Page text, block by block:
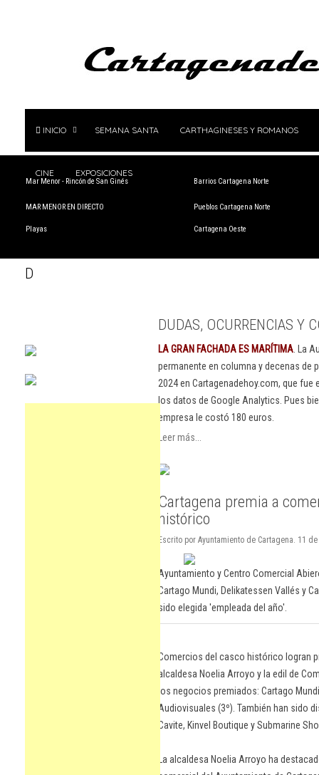
INICIO SEMANA SANTA CARTHAGINESES Y ROMANOS
CINE EXPOSICIONES
Mar Menor - Rincón de San Ginés
MAR MENOR EN DIRECTO
Playas
Barrios Cartagena Norte
Pueblos Cartagena Norte
Cartagena Oeste
D
DUDAS, OCURRENCIAS Y
LA GRAN FACHADA ES MARÍTIMA . La
permanente en columna y decenas
2024 en Cartagenadehoy.com, que
los datos de Google Analytics. Pues
empresa le costó 180 euros.
Leer más...
Cartagena premia a
histórico
Escrito por Ayuntamiento de Cartagena. 11
Ayuntamiento y Centro Comercial
Cartago Mundi, Delikatessen Vallés y
sido elegida 'empleada del año'.
Comercios del casco histórico logran
alcaldesa Noelia Arroyo y la edil de
los negocios premiados: Cartago
Audiovisuales (3º). También han sido
Cavite, Kinvel Boutique y Submarine
La alcaldesa Noelia Arroyo ha